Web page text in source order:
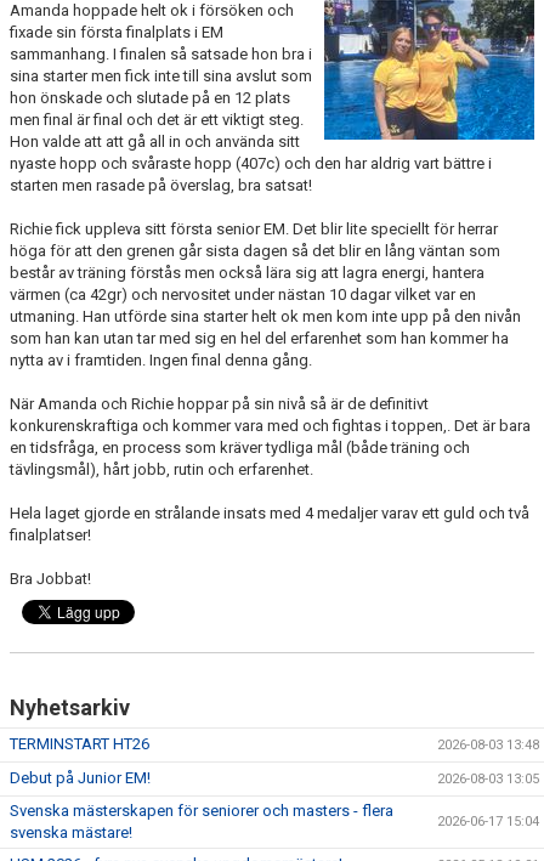
FÖRENINGSKLÄDER
PRIVATLEKTION
SKOLOR/FÖRENINGAR
PRESENTKORT
Amanda hoppade helt ok i försöken och
fixade sin första finalplats i EM
sammanhang. I finalen så satsade hon bra i
sina starter men fick inte till sina avslut som
hon önskade och slutade på en 12 plats
men final är final och det är ett viktigt steg.
Hon valde att att gå all in och använda sitt
nyaste hopp och svåraste hopp (407c) och den har aldrig vart bättre i
starten men rasade på överslag, bra satsat!
Richie fick uppleva sitt första senior EM. Det blir lite speciellt för herrar
höga för att den grenen går sista dagen så det blir en lång väntan som
består av träning förstås men också lära sig att lagra energi, hantera
värmen (ca 42gr) och nervositet under nästan 10 dagar vilket var en
utmaning. Han utförde sina starter helt ok men kom inte upp på den nivån
som han kan utan tar med sig en hel del erfarenhet som han kommer ha
nytta av i framtiden. Ingen final denna gång.
När Amanda och Richie hoppar på sin nivå så är de definitivt
konkurenskraftiga och kommer vara med och fightas i toppen,. Det är bara
en tidsfråga, en process som kräver tydliga mål (både träning och
tävlingsmål), hårt jobb, rutin och erfarenhet.
Hela laget gjorde en strålande insats med 4 medaljer varav ett guld och två
finalplatser!
Bra Jobbat!
Nyhetsarkiv
TERMINSTART HT26 2026-08-03 13:48
Debut på Junior EM! 2026-08-03 13:05
Svenska mästerskapen för seniorer och masters - flera
svenska mästare!
2026-06-17 15:04